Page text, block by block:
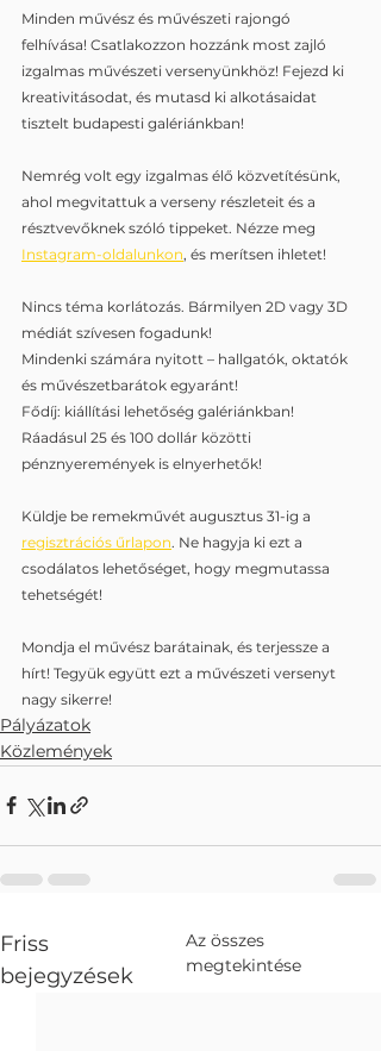
Minden művész és művészeti rajongó
felhívása! Csatlakozzon hozzánk most zajló
izgalmas művészeti versenyünkhöz! Fejezd ki
kreativitásodat, és mutasd ki alkotásaidat
tisztelt budapesti galériánkban!
Nemrég volt egy izgalmas élő közvetítésünk,
ahol megvitattuk a verseny részleteit és a
résztvevőknek szóló tippeket. Nézze meg
Instagram-oldalunkon, és merítsen ihletet!
Nincs téma korlátozás. Bármilyen 2D vagy 3D
médiát szívesen fogadunk!
Mindenki számára nyitott – hallgatók, oktatók
és művészetbarátok egyaránt!
Fődíj: kiállítási lehetőség galériánkban!
Ráadásul 25 és 100 dollár közötti
pénznyeremények is elnyerhetők!
Küldje be remekművét augusztus 31-ig a
regisztrációs űrlapon. Ne hagyja ki ezt a
csodálatos lehetőséget, hogy megmutassa
tehetségét!
Mondja el művész barátainak, és terjessze a
hírt! Tegyük együtt ezt a művészeti versenyt
nagy sikerre!
Pályázatok
Közlemények
Friss
bejegyzések
Az összes
megtekintése